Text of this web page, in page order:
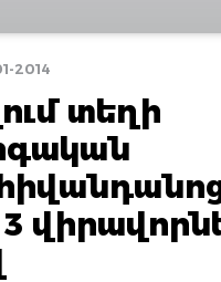
2014
տեղի